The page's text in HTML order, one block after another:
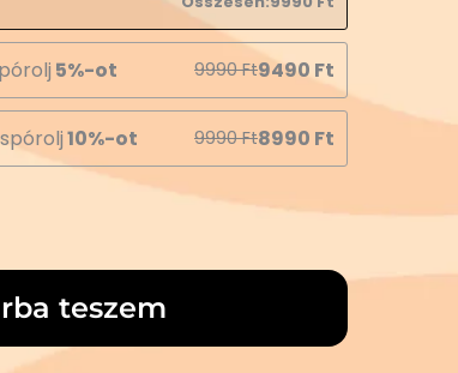
5%-ot 9990Ft9490 Ft
10%-ot 9990Ft8990 Ft
teszem